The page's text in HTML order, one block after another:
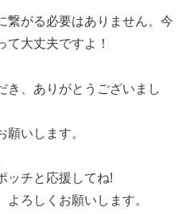
繋がる必要はありません。今
て大丈夫ですよ！
き、ありがとうございまし
いします。
ッチと応援してね!
ろしくお願いします。